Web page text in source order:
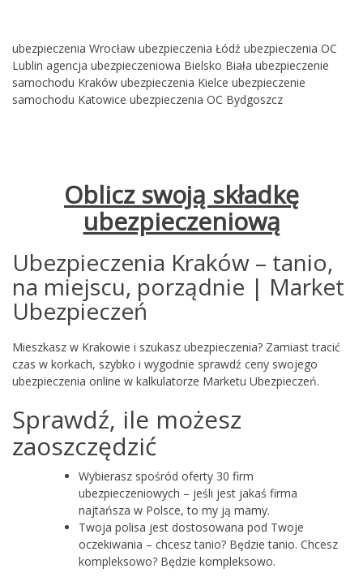
ubezpieczenia Wrocław ubezpieczenia Łódź ubezpieczenia OC
Lublin agencja ubezpieczeniowa Bielsko Biała ubezpieczenie
samochodu Kraków ubezpieczenia Kielce ubezpieczenie
samochodu Katowice ubezpieczenia OC Bydgoszcz
Oblicz swoją składkę
ubezpieczeniową
Ubezpieczenia Kraków – tanio,
na miejscu, porządnie | Market
Ubezpieczeń
Mieszkasz w Krakowie i szukasz ubezpieczenia? Zamiast tracić
czas w korkach, szybko i wygodnie sprawdź ceny swojego
ubezpieczenia online w kalkulatorze Marketu Ubezpieczeń.
Sprawdź, ile możesz
zaoszczędzić
Wybierasz spośród oferty 30 firm
ubezpieczeniowych – jeśli jest jakaś firma
najtańsza w Polsce, to my ją mamy.
Twoja polisa jest dostosowana pod Twoje
oczekiwania – chcesz tanio? Będzie tanio. Chcesz
kompleksowo? Będzie kompleksowo.